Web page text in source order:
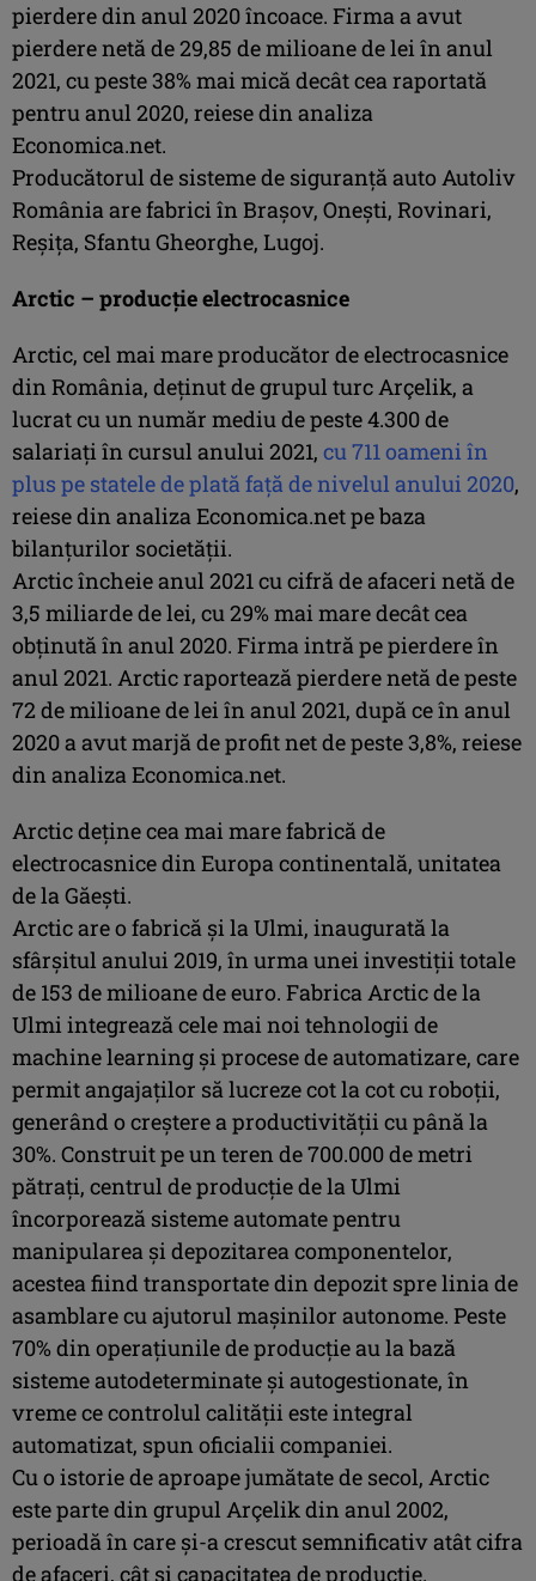
pierdere din anul 2020 încoace. Firma a avut
pierdere netă de 29,85 de milioane de lei în anul
2021, cu peste 38% mai mică decât cea raportată
pentru anul 2020, reiese din analiza
Economica.net.
Producătorul de sisteme de siguranţă auto Autoliv
România are fabrici în Braşov, Oneşti, Rovinari,
Reşiţa, Sfantu Gheorghe, Lugoj.
Arctic – producţie electrocasnice
Arctic, cel mai mare producător de electrocasnice
din România, deţinut de grupul turc Arçelik, a
lucrat cu un număr mediu de peste 4.300 de
salariaţi în cursul anului 2021, cu 711 oameni în
plus pe statele de plată faţă de nivelul anului 2020,
reiese din analiza Economica.net pe baza
bilanţurilor societăţii.
Arctic încheie anul 2021 cu cifră de afaceri netă de
3,5 miliarde de lei, cu 29% mai mare decât cea
obţinută în anul 2020. Firma intră pe pierdere în
anul 2021. Arctic raportează pierdere netă de peste
72 de milioane de lei în anul 2021, după ce în anul
2020 a avut marjă de profit net de peste 3,8%, reiese
din analiza Economica.net.
Arctic deține cea mai mare fabrică de
electrocasnice din Europa continentală, unitatea
de la Găești.
Arctic are o fabrică şi la Ulmi, inaugurată la
sfârşitul anului 2019, în urma unei investiții totale
de 153 de milioane de euro. Fabrica Arctic de la
Ulmi integrează cele mai noi tehnologii de
machine learning și procese de automatizare, care
permit angajaților să lucreze cot la cot cu roboții,
generând o creștere a productivității cu până la
30%. Construit pe un teren de 700.000 de metri
pătrați, centrul de producție de la Ulmi
încorporează sisteme automate pentru
manipularea și depozitarea componentelor,
acestea fiind transportate din depozit spre linia de
asamblare cu ajutorul mașinilor autonome. Peste
70% din operațiunile de producție au la bază
sisteme autodeterminate și autogestionate, în
vreme ce controlul calității este integral
automatizat, spun oficialii companiei.
Cu o istorie de aproape jumătate de secol, Arctic
este parte din grupul Arçelik din anul 2002,
perioadă în care și-a crescut semnificativ atât cifra
de afaceri, cât și capacitatea de producție.